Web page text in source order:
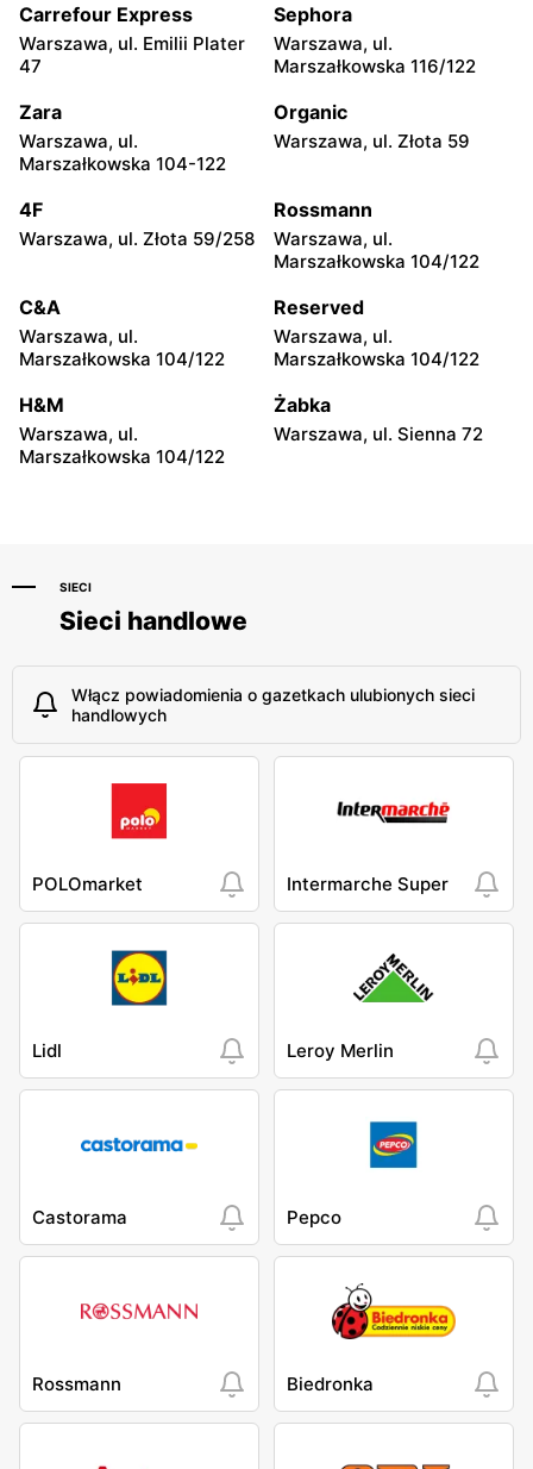
Kazimierza Wielka, ul.
Kolejowa 15
Kamień, ul. Błonie 23
Górki, ul. Górki 71
Gumniska, ul. Gumniska
157C
Iwierzyce, ul. Iwierzyce
152A
Tczew, ul. Franciszka Żwirki
61
Hyżne, ul. Hyżne 100 Jarosław, ul. Pełkińska 147
moje sklepy moje sklepy
Carrefour Express
Warszawa, ul. Emilii Plater
47
Sephora
Warszawa, ul.
Marszałkowska 116/122
Zara
Warszawa, ul.
Marszałkowska 104-122
Organic
Warszawa, ul. Złota 59
4F
Warszawa, ul. Złota 59/258
Rossmann
Warszawa, ul.
Marszałkowska 104/122
C&A
Warszawa, ul.
Marszałkowska 104/122
Reserved
Warszawa, ul.
Marszałkowska 104/122
H&M
Warszawa, ul.
Marszałkowska 104/122
Żabka
Warszawa, ul. Sienna 72
SIECI
Sieci handlowe
Włącz powiadomienia o gazetkach ulubionych sieci
handlowych
POLOmarket Intermarche Super
Lidl Leroy Merlin
Castorama Pepco
Rossmann Biedronka